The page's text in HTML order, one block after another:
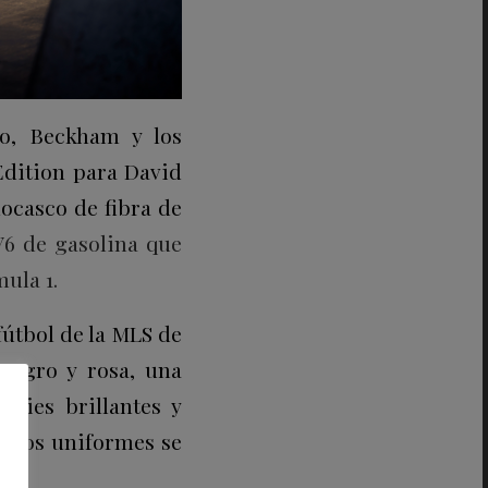
Beckham y los
para David
de fibra de
de gasolina que
1.
de la MLS de
y rosa, una
brillantes y
los uniformes se